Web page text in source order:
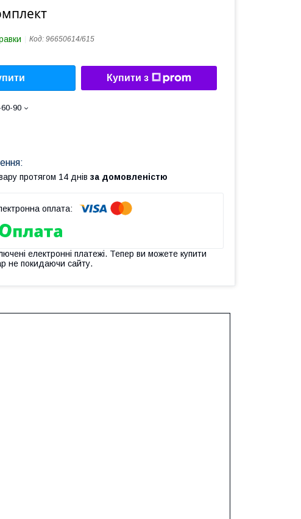
Код: 96650614/615
Купити з
90
протягом 14 днів за домовленістю
електронні платежі. Тепер ви можете купити
не покидаючи сайту.